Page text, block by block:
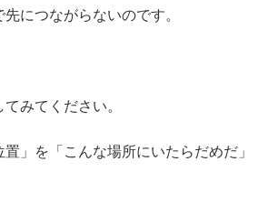
につながらないのです。
みてください。
」を「こんな場所にいたらだめだ」